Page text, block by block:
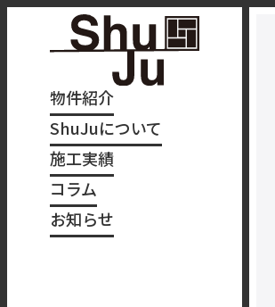
物件紹介
ShuJuについて
施工実績
コラム
お知らせ